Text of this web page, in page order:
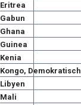
Eritrea
Gabun
Ghana
Guinea
Kenia
Kongo,
Libyen
Mali